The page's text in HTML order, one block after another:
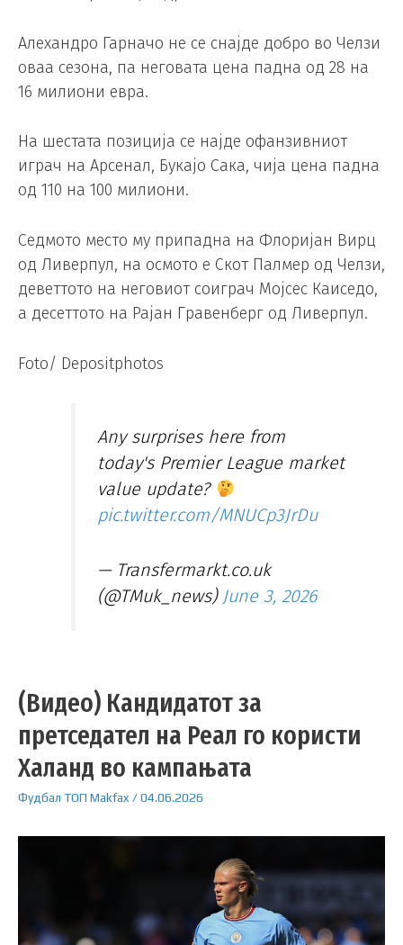
Алехандро Гарначо не се снајде добро во Челзи
оваа сезона, па неговата цена падна од 28 на
16 милиони евра.
На шестата позиција се најде офанзивниот
играч на Арсенал, Букајо Сака, чија цена падна
од 110 на 100 милиони.
Седмото место му припадна на Флоријан Вирц
од Ливерпул, на осмото е Скот Палмер од Челзи,
деветтото на неговиот соиграч Мојсес Каиседо,
а десеттото на Рајан Гравенберг од Ливерпул.
Foto/ Depositphotos
Any surprises here from
today's Premier League market
value update?
pic.twitter.com/MNUCp3JrDu
— Transfermarkt.co.uk
(@TMuk_news) June 3, 2026
(Видео) Кандидатот за
претседател на Реал го користи
Халанд во кампањата
Фудбал ТОП Makfax/04.06.2026